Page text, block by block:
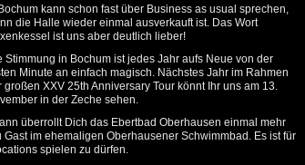
kann schon fast über Business as usual sprechen,
die Halle wieder einmal ausverkauft ist. Das Wort
ist uns aber deutlich lieber!
Stimmung in Bochum ist jedes Jahr aufs Neue von der
Minute an einfach magisch. Nächstes Jahr im Rahmen
großen XXV 25th Anniversary Tour könnt Ihr uns am 13.
in der Zeche sehen.
überrollt Dich das Ebertbad Oberhausen einmal mehr
im ehemaligen Oberhausener Schwimmbad. Es ist für
spielen zu dürfen.